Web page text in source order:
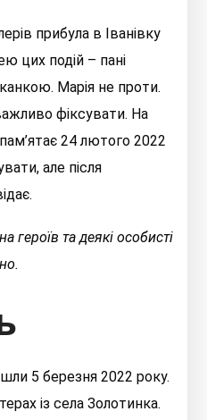
прибула в Іванівку
цих подій – пані
Марія не проти.
фіксувати. На
24 лютого 2022
але після
героїв та деякі особисті
5 березня 2022 року.
із села Золотинка.